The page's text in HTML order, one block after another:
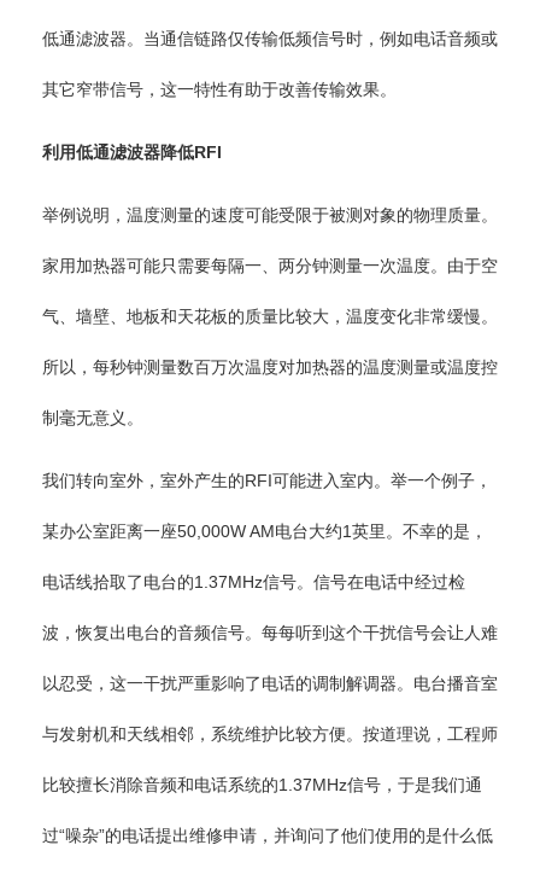
低通滤波器。当通信链路仅传输低频信号时，例如电话音频或
其它窄带信号，这一特性有助于改善传输效果。
利用低通滤波器降低RFI
举例说明，温度测量的速度可能受限于被测对象的物理质量。
家用加热器可能只需要每隔一、两分钟测量一次温度。由于空
气、墙壁、地板和天花板的质量比较大，温度变化非常缓慢。
所以，每秒钟测量数百万次温度对加热器的温度测量或温度控
制毫无意义。
我们转向室外，室外产生的RFI可能进入室内。举一个例子，
某办公室距离一座50,000W AM电台大约1英里。不幸的是，
电话线拾取了电台的1.37MHz信号。信号在电话中经过检
波，恢复出电台的音频信号。每每听到这个干扰信号会让人难
以忍受，这一干扰严重影响了电话的调制解调器。电台播音室
与发射机和天线相邻，系统维护比较方便。按道理说，工程师
比较擅长消除音频和电话系统的1.37MHz信号，于是我们通
过“噪杂”的电话提出维修申请，并询问了他们使用的是什么低